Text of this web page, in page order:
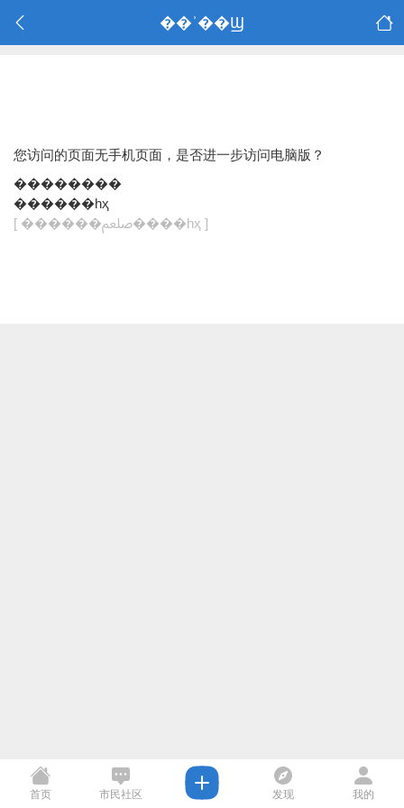
��ʾ��Ϣ
您访问的页面无手机页面，是否进一步访问电脑版？
��������
������һҳ
[ ������ﷵ����һҳ ]
首页 市民社区 发现 我的